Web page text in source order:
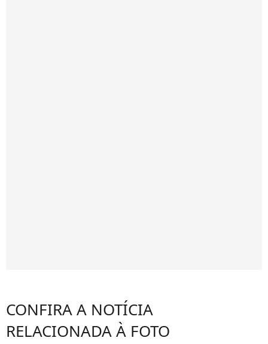
CONFIRA A NOTÍCIA
RELACIONADA À FOTO